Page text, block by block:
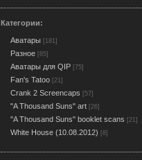
Категории:
Аватары [181]
Разное [85]
Аватары для QIP [75]
Fan's Tatoo [21]
Crank 2 Screencaps [57]
"A Thousand Suns" art [26]
"A Thousand Suns" booklet scans [21]
White House (10.08.2012) [8]